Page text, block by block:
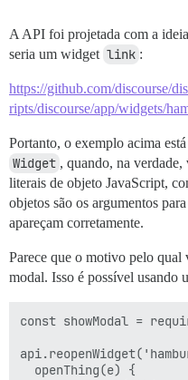
A API foi projetada com a
seria um widget link :
https://github.com/discourse/
ripts/discourse/app/widgets/
Portanto, o exemplo acima
Widget , quando, na
literais de objeto JavaScript,
objetos são os argumentos
apareçam corretamente.
Parece que o motivo pelo qual
modal. Isso é possível usando
const showModal =
  openThing(e) {